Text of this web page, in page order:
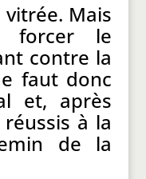
vitrée. Mais
forcer le
contre la
faut donc
et, après
à la
de la